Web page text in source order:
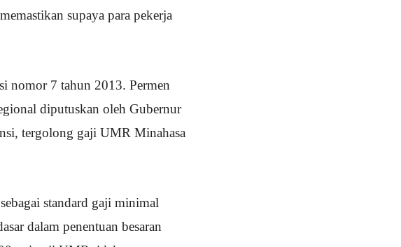
supaya para pekerja
nomor 7 tahun 2013. Permen
diputuskan oleh Gubernur
tergolong gaji UMR Minahasa
standard gaji minimal
dalam penentuan besaran